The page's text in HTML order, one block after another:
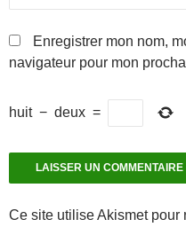
Enregistrer mon nom,
navigateur pour mon
huit − deux =
Ce site utilise Akismet pour